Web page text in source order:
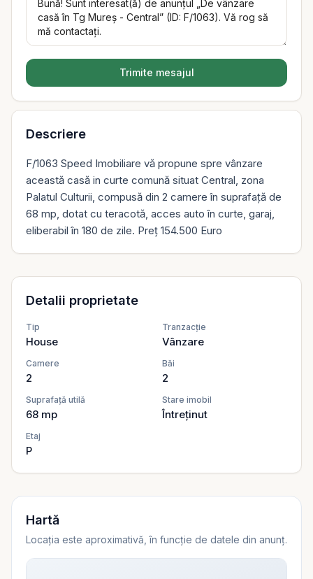
Trimite mesajul
Descriere
F/1063 Speed Imobiliare vă propune spre vânzare
această casă in curte comună situat Central, zona
Palatul Culturii, compusă din 2 camere în suprafață de
68 mp, dotat cu teracotă, acces auto în curte, garaj,
eliberabil în 180 de zile. Preț 154.500 Euro
Detalii proprietate
Tip
House
Tranzacție
Vânzare
Camere
2
Băi
2
Suprafață utilă
68 mp
Stare imobil
Întreținut
Etaj
P
Hartă
Locația este aproximativă, în funcție de datele din anunț.